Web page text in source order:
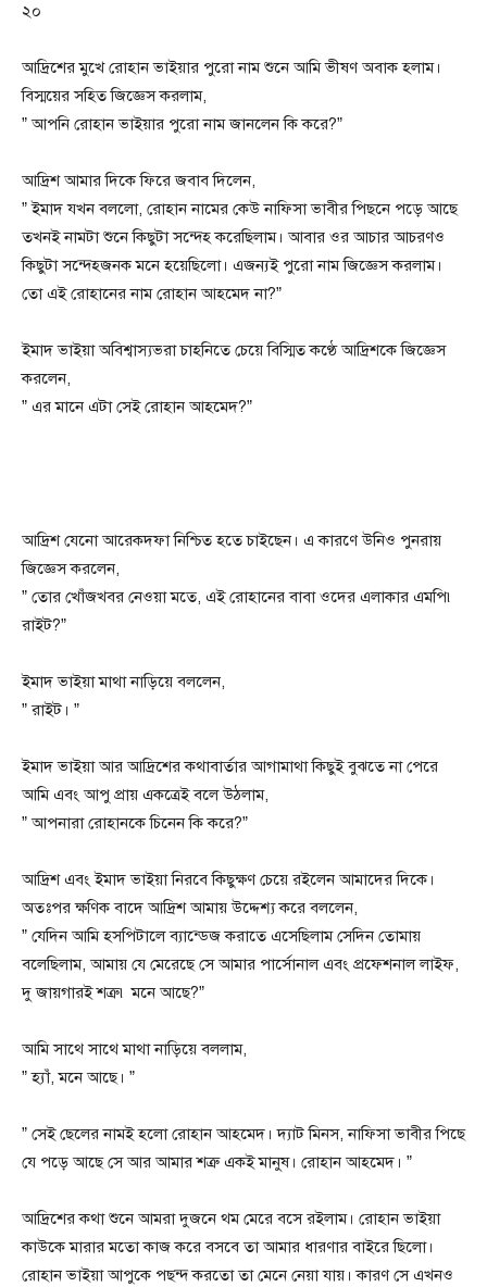
২০
আদ্রিশের মুখে রোহান ভাইয়ার পুরো নাম শুনে আমি ভীষণ অবাক হলাম।
বিস্ময়ের সহিত জিজ্ঞেস করলাম,
” আপনি রোহান ভাইয়ার পুরো নাম জানলেন কি করে?”
আদ্রিশ আমার দিকে ফিরে জবাব দিলেন,
” ইমাদ যখন বললো, রোহান নামের কেউ নাফিসা ভাবীর পিছনে পড়ে আছে
তখনই নামটা শুনে কিছুটা সন্দেহ করেছিলাম। আবার ওর আচার আচরণও
কিছুটা সন্দেহজনক মনে হয়েছিলো। এজন্যই পুরো নাম জিজ্ঞেস করলাম।
তো এই রোহানের নাম রোহান আহমেদ না?”
ইমাদ ভাইয়া অবিশ্বাস্যভরা চাহনিতে চেয়ে বিস্মিত কণ্ঠে আদ্রিশকে জিজ্ঞেস
করলেন,
” এর মানে এটা সেই রোহান আহমেদ?”
আদ্রিশ যেনো আরেকদফা নিশ্চিত হতে চাইছেন। এ কারণে উনিও পুনরায়
জিজ্ঞেস করলেন,
” তোর খোঁজখবর নেওয়া মতে, এই রোহানের বাবা ওদের এলাকার এমপি৷
রাইট?”
ইমাদ ভাইয়া মাথা নাড়িয়ে বললেন,
” রাইট। ”
ইমাদ ভাইয়া আর আদ্রিশের কথাবার্তার আগামাথা কিছুই বুঝতে না পেরে
আমি এবং আপু প্রায় একত্রেই বলে উঠলাম,
” আপনারা রোহানকে চিনেন কি করে?”
আদ্রিশ এবং ইমাদ ভাইয়া নিরবে কিছুক্ষণ চেয়ে রইলেন আমাদের দিকে।
অতঃপর ক্ষণিক বাদে আদ্রিশ আমায় উদ্দেশ্য করে বললেন,
” যেদিন আমি হসপিটালে ব্যান্ডেজ করাতে এসেছিলাম সেদিন তোমায়
বলেছিলাম, আমায় যে মেরেছে সে আমার পার্সোনাল এবং প্রফেশনাল লাইফ,
দু জায়গারই শত্রু৷ মনে আছে?”
আমি সাথে সাথে মাথা নাড়িয়ে বললাম,
” হ্যাঁ, মনে আছে। ”
” সেই ছেলের নামই হলো রোহান আহমেদ। দ্যাট মিনস, নাফিসা ভাবীর পিছে
যে পড়ে আছে সে আর আমার শত্রু একই মানুষ। রোহান আহমেদ। ”
আদ্রিশের কথা শুনে আমরা দুজনে থম মেরে বসে রইলাম। রোহান ভাইয়া
কাউকে মারার মতো কাজ করে বসবে তা আমার ধারণার বাইরে ছিলো।
রোহান ভাইয়া আপুকে পছন্দ করতো তা মেনে নেয়া যায়। কারণ সে এখনও